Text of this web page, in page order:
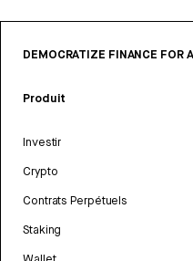
DEMOCRATIZE FINANCE FOR
Produit
Investir
Crypto
Contrats Perpétuels
Staking